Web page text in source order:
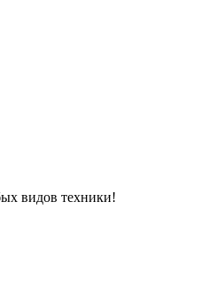
видов техники!